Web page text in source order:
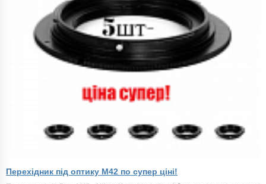
Перехідник під оптику M42 по супер ціні!